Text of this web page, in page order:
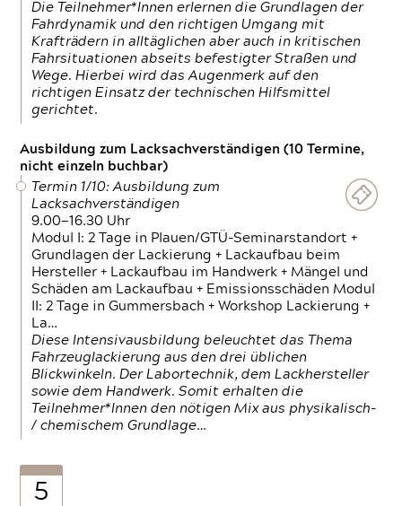
Die Teilnehmer*Innen erlernen die Grundlagen der
Fahrdynamik und den richtigen Umgang mit
Krafträdern in alltäglichen aber auch in kritischen
Fahrsituationen abseits befestigter Straßen und
Wege. Hierbei wird das Augenmerk auf den
richtigen Einsatz der technischen Hilfsmittel
gerichtet.
Ausbildung zum Lacksachverständigen (10 Termine,
nicht einzeln buchbar)
Termin 1/10: Ausbildung zum
Lacksachverständigen
9.00—16.30 Uhr
Modul I: 2 Tage in Plauen/GTÜ-Seminarstandort +
Grundlagen der Lackierung + Lackaufbau beim
Hersteller + Lackaufbau im Handwerk + Mängel und
Schäden am Lackaufbau + Emissionsschäden Modul
II: 2 Tage in Gummersbach + Workshop Lackierung +
La…
Diese Intensivausbildung beleuchtet das Thema
Fahrzeuglackierung aus den drei üblichen
Blickwinkeln. Der Labortechnik, dem Lackhersteller
sowie dem Handwerk. Somit erhalten die
Teilnehmer*Innen den nötigen Mix aus physikalisch-
/ chemischem Grundlage…
5